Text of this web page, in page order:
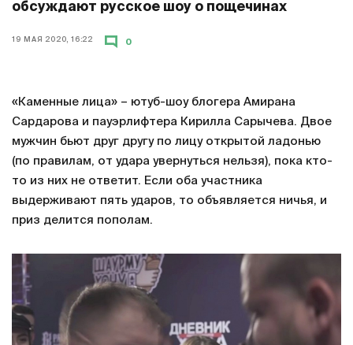
обсуждают русское шоу о пощечинах
19 МАЯ 2020, 16:22 0
«Каменные лица» – ютуб-шоу блогера Амирана
Сардарова и пауэрлифтера Кирилла Сарычева. Двое
мужчин бьют друг другу по лицу открытой ладонью
(по правилам, от удара увернуться нельзя), пока кто-
то из них не ответит. Если оба участника
выдерживают пять ударов, то объявляется ничья, и
приз делится пополам.